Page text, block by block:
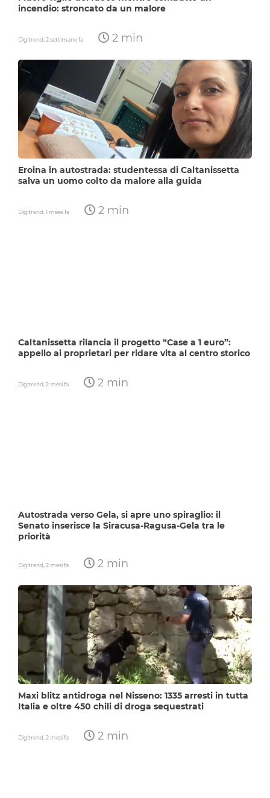
incendio: stroncato da un malore
Digitrend,2 settimane fa 2 min
Eroina in autostrada: studentessa di Caltanissetta
salva un uomo colto da malore alla guida
Digitrend,1 mese fa 2 min
Caltanissetta rilancia il progetto “Case a 1 euro”:
appello ai proprietari per ridare vita al centro storico
Digitrend,2 mesi fa 2 min
Autostrada verso Gela, si apre uno spiraglio: il
Senato inserisce la Siracusa-Ragusa-Gela tra le
priorità
Digitrend,2 mesi fa 2 min
Maxi blitz antidroga nel Nisseno: 1335 arresti in tutta
Italia e oltre 450 chili di droga sequestrati
Digitrend,2 mesi fa 2 min